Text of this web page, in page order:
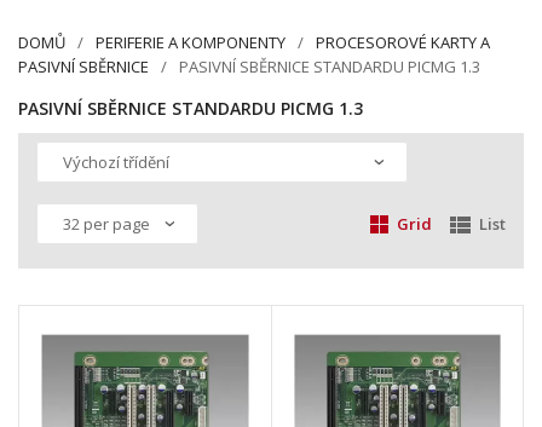
DOMŮ PERIFERIE A KOMPONENTY
PROCESOROVÉ KARTY A
PASIVNÍ SBĚRNICE
PASIVNÍ SBĚRNICE STANDARDU PICMG 1.3
PASIVNÍ SBĚRNICE STANDARDU PICMG 1.3
Grid List